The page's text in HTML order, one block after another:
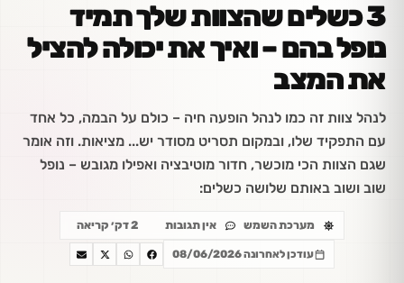
3 כשלים שהצוות שלך תמיד
נופל בהם – ואיך את יכולה להציל
את המצב
לנהל צוות זה כמו לנהל הופעה חיה – כולם על הבמה, כל אחד
עם התפקיד שלו, ובמקום תסריט מסודר יש... מציאות. וזה אומר
שגם הצוות הכי מוכשר, חדור מוטיבציה ואפילו מגובש – נופל
שוב ושוב באותם שלושה כשלים:
מערכת השמש אין תגובות 2 דק׳ קריאה
עודכן לאחרונה 08/06/2026